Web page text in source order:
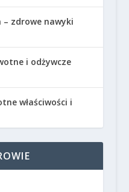
zdrowe nawyki
i odżywcze
właściwości i